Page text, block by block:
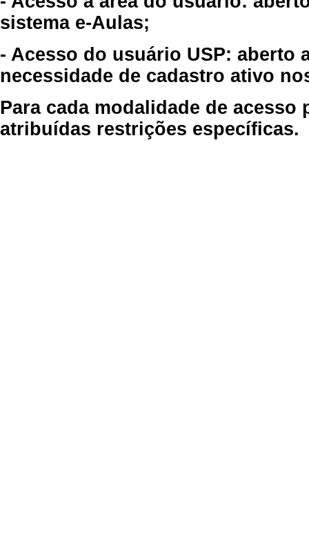
sistema e-Aulas;
- Acesso do usuário USP: aberto
necessidade de cadastro ativo
Para cada modalidade de
atribuídas restrições específicas.